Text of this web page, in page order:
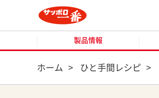
製品情報
ホーム > ひと手間レシピ >